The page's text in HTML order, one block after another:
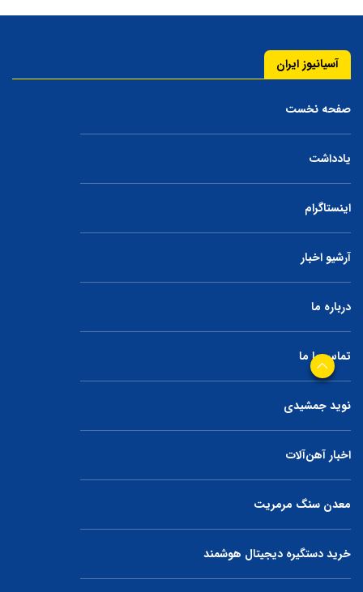
آسیانیوز ایران
صفحه نخست
یادداشت
اینستاگرام
آرشیو اخبار
درباره ما
تماس با ما
نوید جمشیدی
اخبار آهن‌آلات
معدن سنگ مرمریت
خرید دستگیره دیجیتال هوشمند